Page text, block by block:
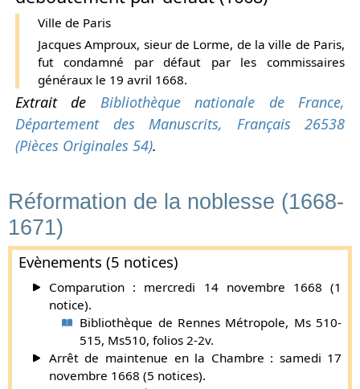
Ville de Paris
Jacques Amproux, sieur de Lorme, de la ville de Paris,
fut condamné par défaut par les commissaires
généraux le 19 avril 1668.
Extrait de Bibliothèque nationale de France,
Département des Manuscrits, Français 26538
(Pièces Originales 54).
Réformation de la noblesse (1668-
1671)
Evènements (5 notices)
Comparution : mercredi 14 novembre 1668 (1
notice).
Bibliothèque de Rennes Métropole, Ms 510-
515, Ms510, folios 2-2v.
Arrêt de maintenue en la Chambre : samedi 17
novembre 1668 (5 notices).